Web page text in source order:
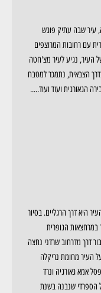
עיר שבה עתיק פוגש
עם רחובות המרוצפים
העיר, נגיע לעיר מצ'חטה
הצבאית, נתמכר למטבח
הגאורגית ועוד ועוד.....
היא דרך הרגליים. בסיור
הגופרית
דרך מדרחוב שרדני נחצה
העיר מחומת נריקלה
אמא גאורגיה ונרד
הספרדי שנבנה בשנת